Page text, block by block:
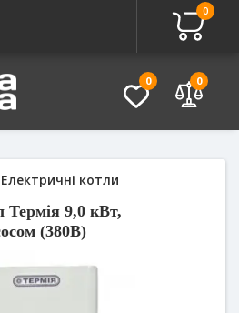
0
0 0
Електричні котли
Термія 9,0 кВт,
(380В)
Питання - Відповідь